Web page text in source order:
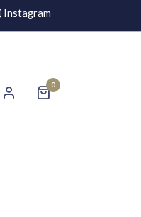
Instagram
0